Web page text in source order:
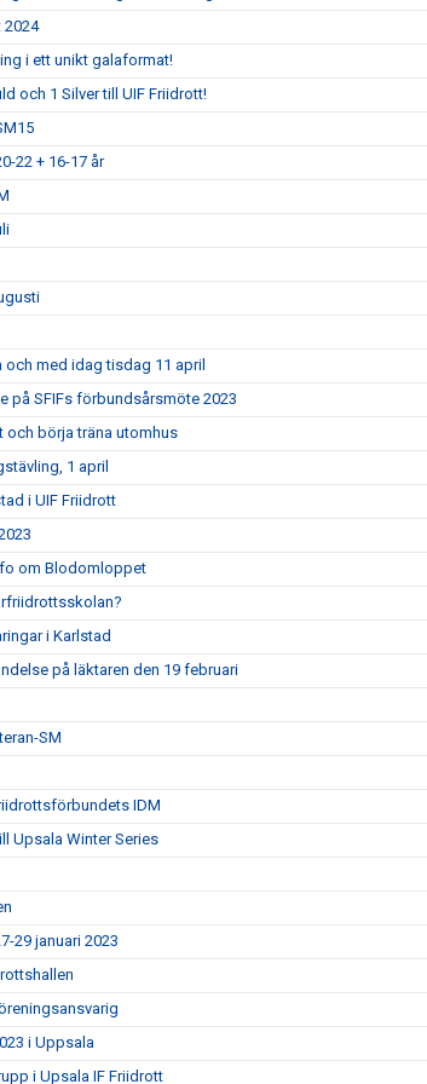
2024
i ett unikt galaformat!
och 1 Silver till UIF Friidrott!
22 + 16-17 år
med idag tisdag 11 april
på SFIFs förbundsårsmöte 2023
och börja träna utomhus
1 april
i UIF Friidrott
om Blodomloppet
i Karlstad
på läktaren den 19 februari
SM
IDM
Upsala Winter Series
29 januari 2023
i Uppsala
i Upsala IF Friidrott